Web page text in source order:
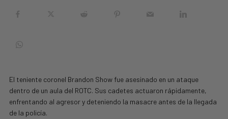
El teniente coronel Brandon Show fue asesinado en un ataque
dentro de un aula del ROTC. Sus cadetes actuaron rápidamente,
enfrentando al agresor y deteniendo la masacre antes de la llegada
de la policía.